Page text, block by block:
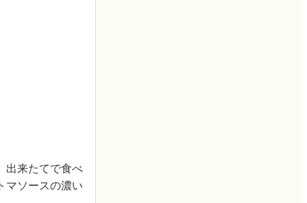
出来たてで食べ
マソースの濃い